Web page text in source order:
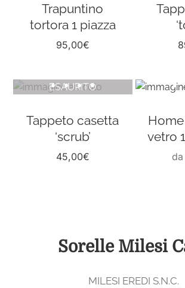
Trapuntino
tortora 1 piazza
95,00€
ESAURITO
Tappeto casetta
‘scrub’
45,00€
vetro
da
Sorelle Milesi
MILESI EREDI S.N.C.